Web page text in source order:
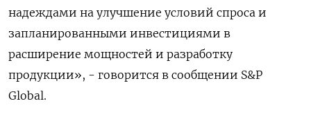
надеждами на улучшение условий спроса и
запланированными инвестициями в
расширение мощностей и разработку
продукции», - говорится в сообщении S&P
Global.